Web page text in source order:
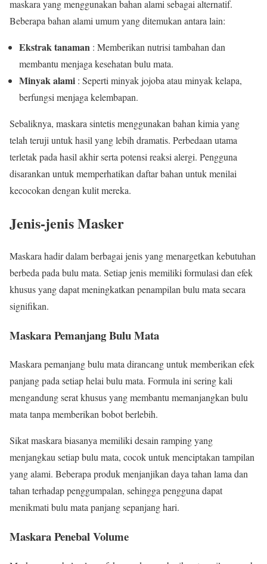
maskara yang menggunakan bahan alami sebagai alternatif.
Beberapa bahan alami umum yang ditemukan antara lain:
Ekstrak tanaman : Memberikan nutrisi tambahan dan
membantu menjaga kesehatan bulu mata.
Minyak alami : Seperti minyak jojoba atau minyak kelapa,
berfungsi menjaga kelembapan.
Sebaliknya, maskara sintetis menggunakan bahan kimia yang
telah teruji untuk hasil yang lebih dramatis. Perbedaan utama
terletak pada hasil akhir serta potensi reaksi alergi. Pengguna
disarankan untuk memperhatikan daftar bahan untuk menilai
kecocokan dengan kulit mereka.
Jenis-jenis Masker
Maskara hadir dalam berbagai jenis yang menargetkan kebutuhan
berbeda pada bulu mata. Setiap jenis memiliki formulasi dan efek
khusus yang dapat meningkatkan penampilan bulu mata secara
signifikan.
Maskara Pemanjang Bulu Mata
Maskara pemanjang bulu mata dirancang untuk memberikan efek
panjang pada setiap helai bulu mata. Formula ini sering kali
mengandung serat khusus yang membantu memanjangkan bulu
mata tanpa memberikan bobot berlebih.
Sikat maskara biasanya memiliki desain ramping yang
menjangkau setiap bulu mata, cocok untuk menciptakan tampilan
yang alami. Beberapa produk menjanjikan daya tahan lama dan
tahan terhadap penggumpalan, sehingga pengguna dapat
menikmati bulu mata panjang sepanjang hari.
Maskara Penebal Volume